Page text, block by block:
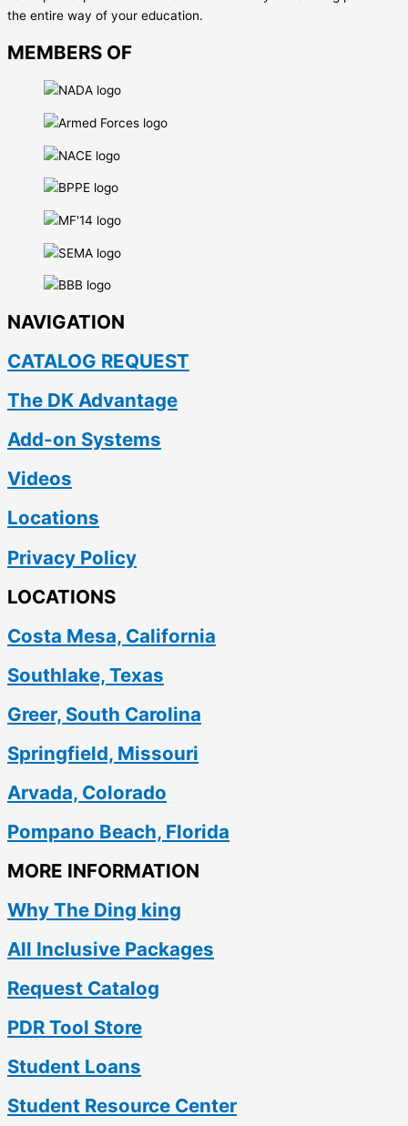
the entire way of your education.
MEMBERS OF
NAVIGATION
CATALOG REQUEST
The DK Advantage
Add-on Systems
Videos
Locations
Privacy Policy
LOCATIONS
Costa Mesa, California
Southlake, Texas
Greer, South Carolina
Springfield, Missouri
Arvada, Colorado
Pompano Beach, Florida
MORE INFORMATION
Why The Ding king
All Inclusive Packages
Request Catalog
PDR Tool Store
Student Loans
Student Resource Center